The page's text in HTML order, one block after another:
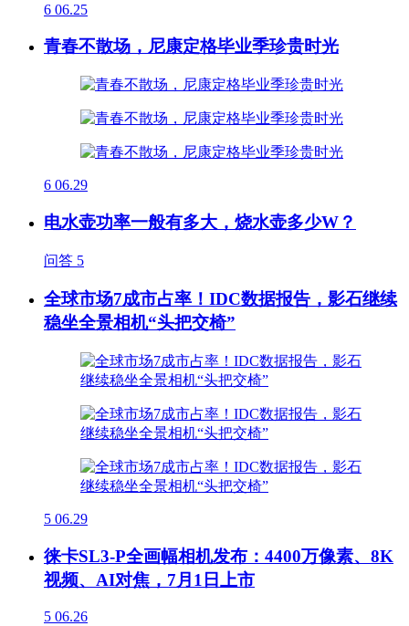
6 06.25
青春不散场，尼康定格毕业季珍贵时光
6 06.29
电水壶功率一般有多大，烧水壶多少W？
问答 5
全球市场7成市占率！IDC数据报告，影石继续
稳坐全景相机“头把交椅”
5 06.29
徕卡SL3-P全画幅相机发布：4400万像素、8K
视频、AI对焦，7月1日上市
5 06.26